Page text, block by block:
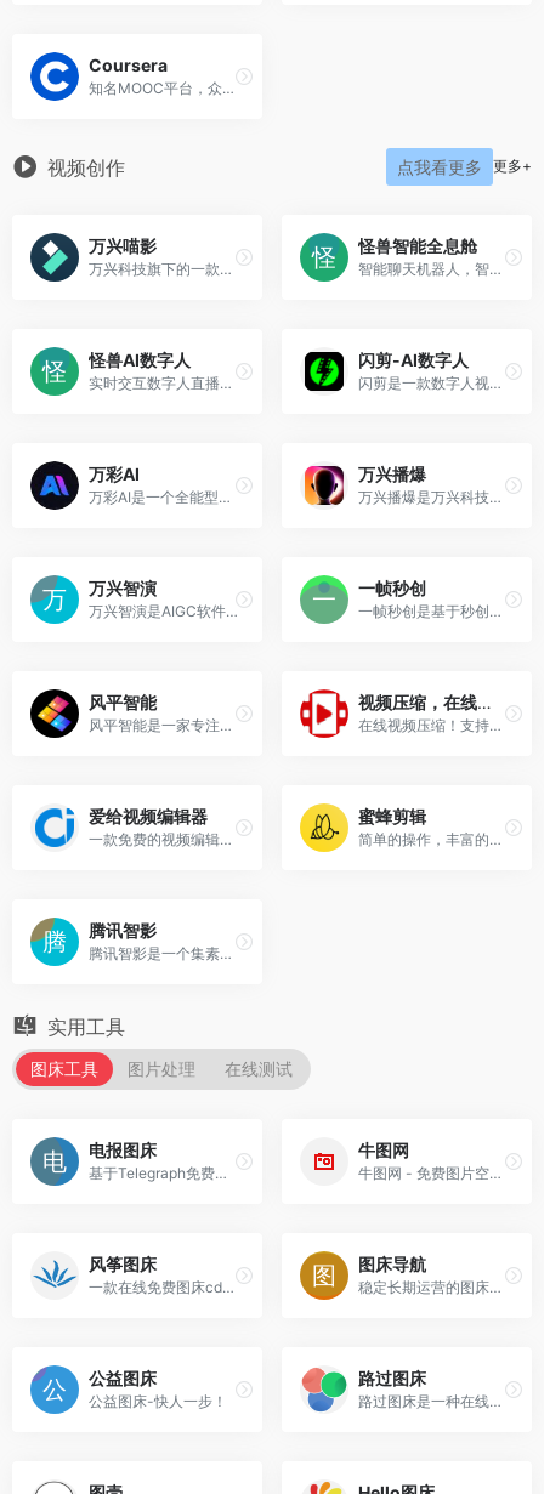
Coursera
知名MOOC平台，众多人工智能和机器学习课程
视频创作 点我看更多 更多+
万兴喵影
万兴科技旗下的一款风靡全球的国产视频剪辑神器,同时支持Windows,macOS,Android以及iOS系统,电视电影短视频大片信手拈来
怪兽智能全息舱
智能聊天机器人，智能屏交互数字人系统，实时交互数字人系统
怪兽AI数字人
实时交互数字人直播，智能交互系统，数字人短视频创作
闪剪-AI数字人
闪剪是一款数字人视频生成平台， 可以 1:1 复刻你的形象和声音，只需输入文字即可生成口播视频。
万彩AI
万彩AI是一个全能型AI内容创作网站
万兴播爆
万兴播爆是万兴科技旗下跨境...
万兴智演
万兴智演是AIGC软件A股上市公司万兴科技旗下泛知识AI视频演示工具
一帧秒创
一帧秒创是基于秒创AIGC引擎...
风平智能
风平智能是一家专注于人工智...
视频压缩，在线视频压缩
在线视频压缩！支持avi压缩，...
爱给视频编辑器
一款免费的视频编辑工具，可...
蜜蜂剪辑
简单的操作，丰富的功能，热门的特效素材，轻松一剪就是大片，全民都会用的视频剪辑软件
腾讯智影
腾讯智影是一个集素材搜集、视频剪辑、后期包装、渲染导出和发布于一体的在线剪辑平台，能够为用户提供从端到端的一站式视频剪辑及制作服务。
实用工具
图床工具 图片处理 在线测试
电报图床
基于Telegraph免费和无限的图像托管
牛图网
牛图网 - 免费图片空间,图片上传,免费传图,免费上传图片,免费图片存储,免费外链,免费空间,PNG上传,GIF上传,JPEG上传,最好的图片上传站
风筝图床
一款在线免费图床cdn工具
图床导航
稳定长期运营的图床推荐
公益图床
公益图床-快人一步！
路过图床
路过图床是一种在线图片托管服务，免费公共图床,全球CDN加速.